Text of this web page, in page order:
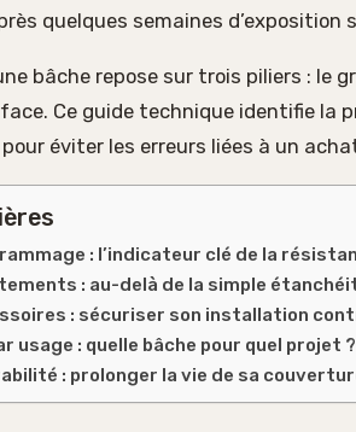
quelques semaines d’exposition
bâche repose sur trois piliers : le
Ce guide technique identifie la
éviter les erreurs liées à un
: l’indicateur clé de la
: au-delà de la simple
: sécuriser son installation
usage : quelle bâche pour quel projet ?
: prolonger la vie de sa